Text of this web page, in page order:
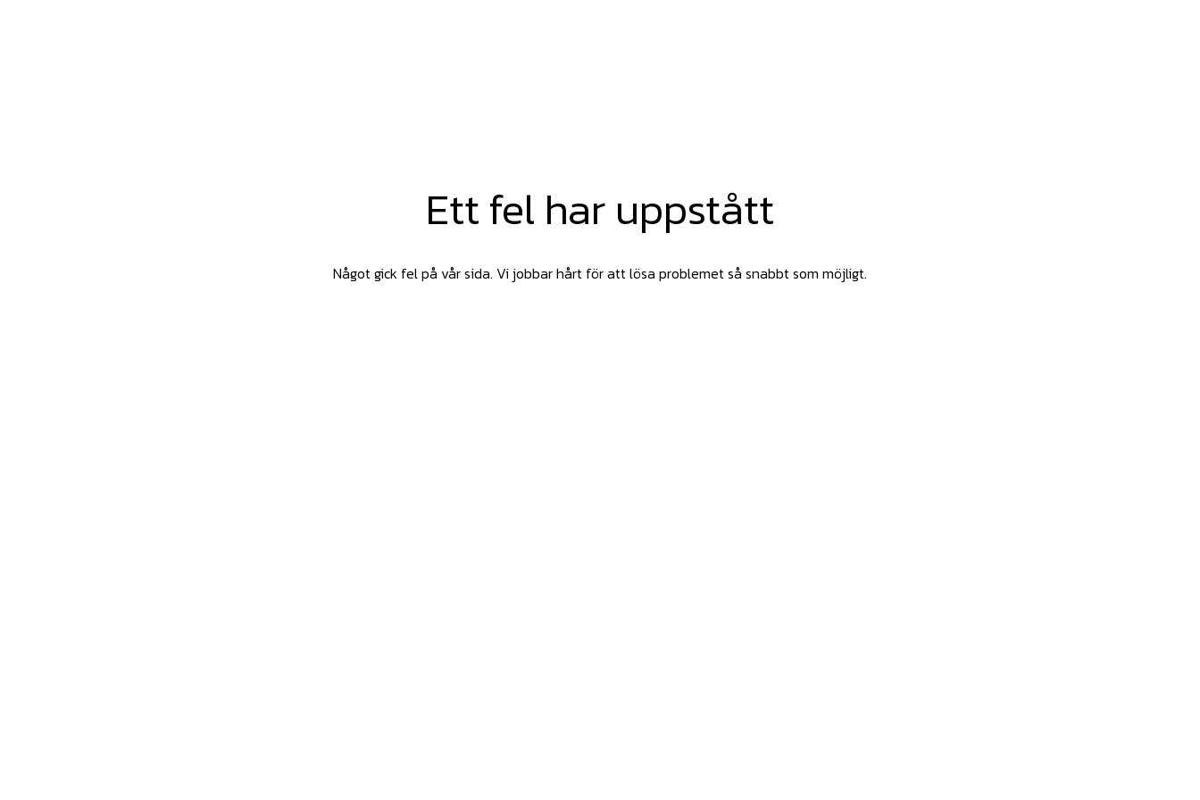
Ett fel har uppstått
Något gick fel på vår sida. Vi jobbar hårt för att lösa problemet så snabbt som möjligt.